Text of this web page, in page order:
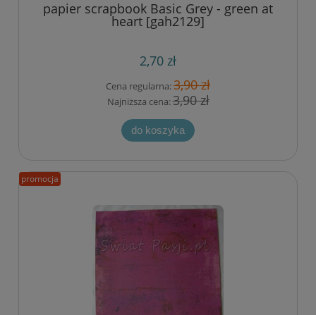
papier scrapbook Basic Grey - green at
heart [gah2129]
2,70 zł
Cena regularna:3,90 zł
Najniższa cena:3,90 zł
do koszyka
promocja